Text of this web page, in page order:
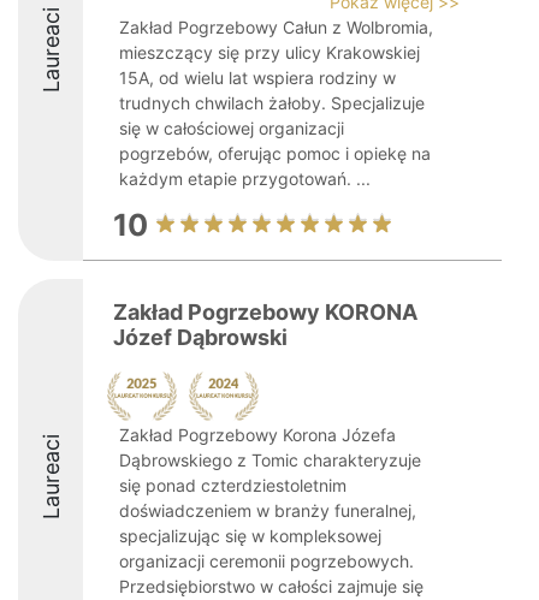
Laureaci
Zakład Pogrzebowy Całun z Wolbromia,
mieszczący się przy ulicy Krakowskiej
15A, od wielu lat wspiera rodziny w
trudnych chwilach żałoby. Specjalizuje
się w całościowej organizacji
pogrzebów, oferując pomoc i opiekę na
każdym etapie przygotowań. ...
10
Laureaci
Zakład Pogrzebowy KORONA
Józef Dąbrowski
Zakład Pogrzebowy Korona Józefa
Dąbrowskiego z Tomic charakteryzuje
się ponad czterdziestoletnim
doświadczeniem w branży funeralnej,
specjalizując się w kompleksowej
organizacji ceremonii pogrzebowych.
Przedsiębiorstwo w całości zajmuje się